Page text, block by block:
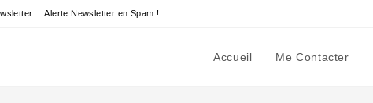
Alerte Newsletter en Spam !
Accueil Me Contacter